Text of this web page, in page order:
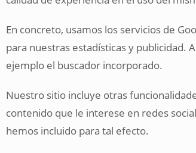
En concreto, usamos los servicios de
para nuestras estadísticas y publicidad.
ejemplo el buscador incorporado.
Nuestro sitio incluye otras
contenido que le interese en redes
hemos incluido para tal efecto.